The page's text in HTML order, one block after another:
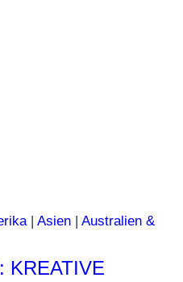
| Asien
Australien &
KREATIVE